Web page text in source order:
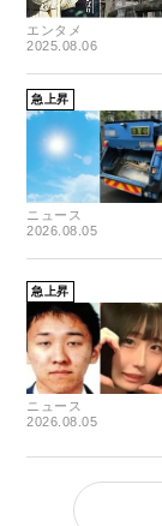
エンタメ
2025.08.06
急上昇
ニュース
2026.08.05
急上昇
ニュース
2026.08.05